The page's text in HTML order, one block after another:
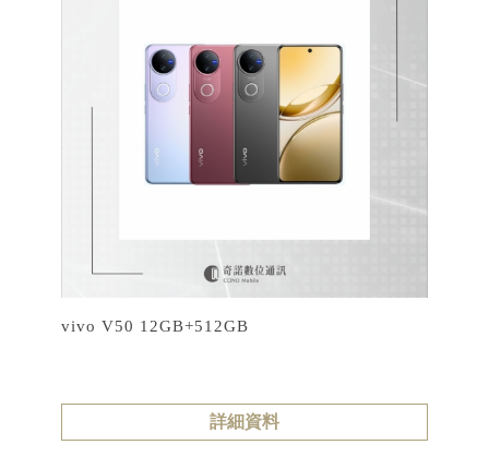
vivo V50 12GB+512GB
詳細資料